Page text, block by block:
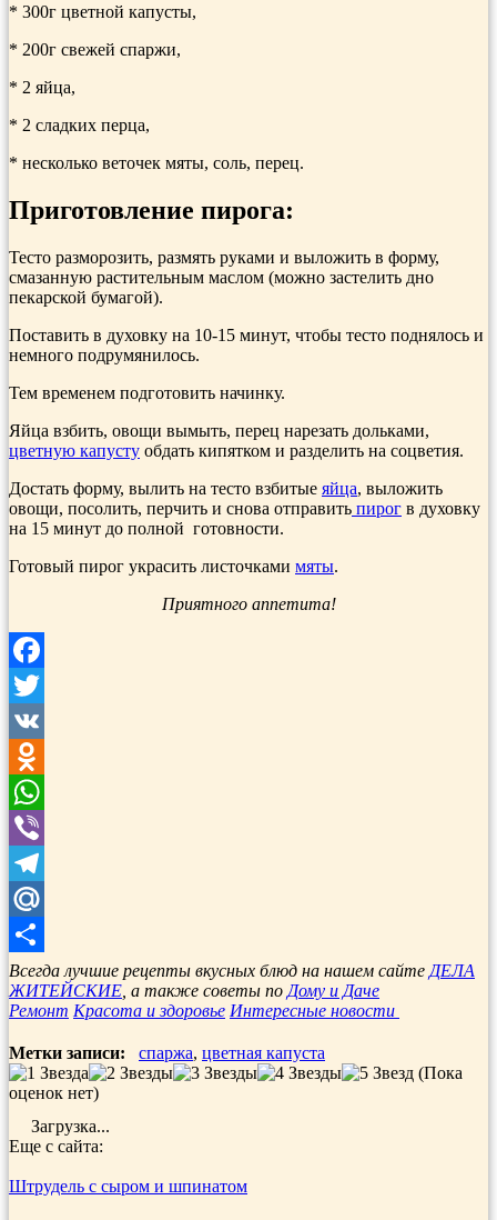
* 300г цвет­ной капусты,
* 200г свежей спаржи,
* 2 яйца,
* 2 сладких перца,
* несколько ве­точек мяты, соль, перец.
Приготовление пирога:
Тесто разморозить, раз­мять руками и выложить в форму,
смазанную растительным маслом (можно застелить дно
пекарской бу­магой).
Поставить в духовку на 10-15 минут, чтобы тесто поднялось и
немного подрумянилось.
Тем временем подготовить начинку.
Яйца взбить, овощи вы­мыть, перец нарезать дольками,
цветную капусту обдать кипятком и разделить на соцветия.
Достать форму, вылить на тесто взбитые яйца, выложить
овощи, посолить, перчить и снова отправить пирог в духовку
на 15 минут до полной готовности.
Готовый пирог украсить листочками мяты.
Приятного аппетита!
Facebook
Twitter
VK
Odnoklassniki
WhatsApp
Viber
Telegram
Mail.Ru
Отправить
Всегда лучшие рецепты вкусных блюд на нашем сайте ДЕЛА
ЖИТЕЙСКИЕ , а также советы по Дому и Даче
Ремонт Красота и здоровье Интересные новости
Метки записи: спаржа, цветная капуста
(Пока
оценок нет)
Загрузка...
Еще с сайта:
Штрудель с сыром и шпинатом